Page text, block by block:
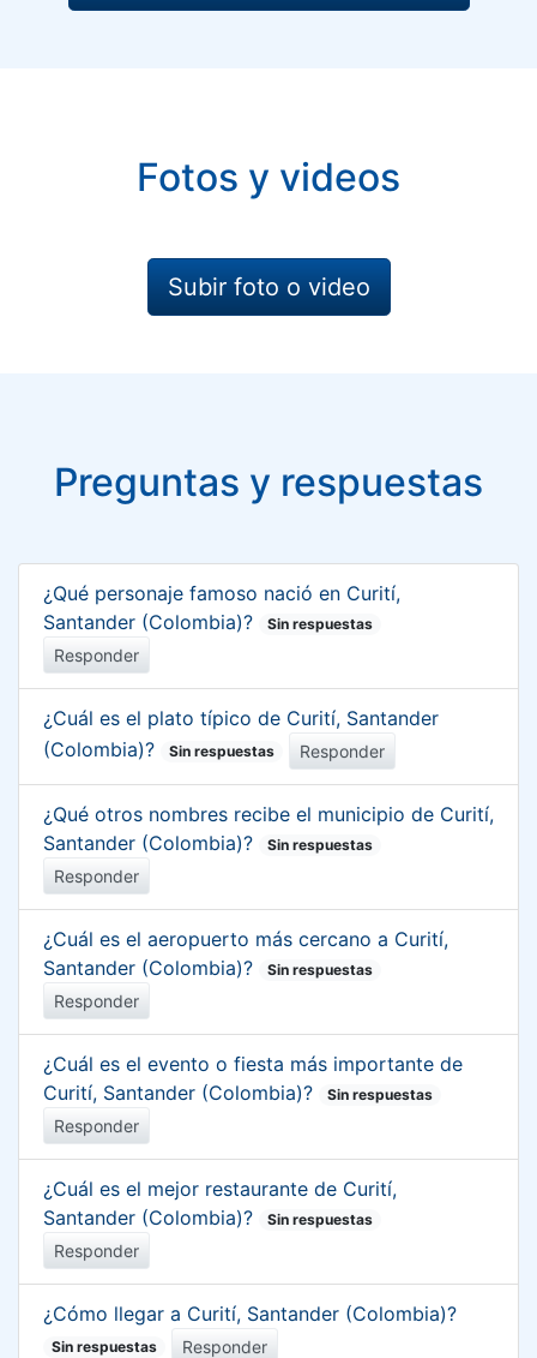
Fotos y videos
Subir foto o video
Preguntas y respuestas
¿Qué personaje famoso nació en Curití,
Santander (Colombia)?
Sin respuestas
Responder
¿Cuál es el plato típico de Curití, Santander
(Colombia)?
Sin respuestas Responder
¿Qué otros nombres recibe el municipio de Curití,
Santander (Colombia)?
Sin respuestas
Responder
¿Cuál es el aeropuerto más cercano a Curití,
Santander (Colombia)?
Sin respuestas
Responder
¿Cuál es el evento o fiesta más importante de
Curití, Santander (Colombia)?
Sin respuestas
Responder
¿Cuál es el mejor restaurante de Curití,
Santander (Colombia)?
Sin respuestas
Responder
¿Cómo llegar a Curití, Santander (Colombia)?
Sin respuestas Responder